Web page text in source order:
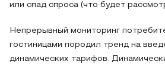
или спад спроса (что будет
Непрерывный мониторинг
гостиницами породил тренд на
динамических тарифов.